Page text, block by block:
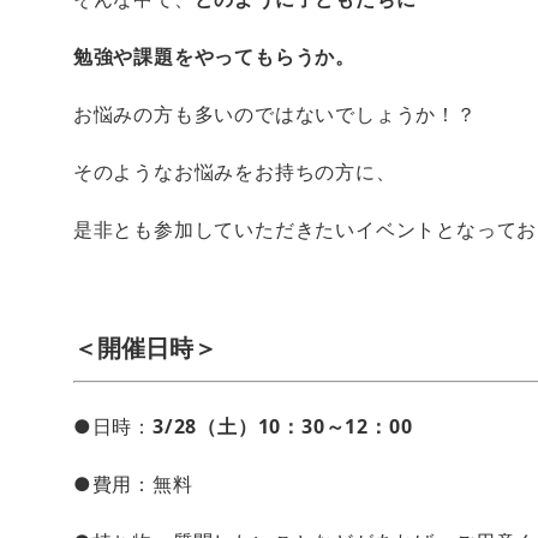
勉強や課題をやってもらうか。
お悩みの方も多いのではないでしょうか！？
そのようなお悩みをお持ちの方に、
是非とも参加していただきたいイベントとなって
＜開催日時＞
●日時： 3/28（土）10：30～12：00
●費用：無料